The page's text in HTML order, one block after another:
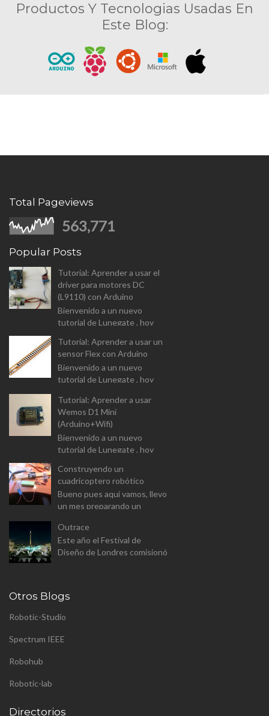
Productos Y Tecnologias Usadas En
Este Blog:
Total Pageviews
563,771
Popular Posts
Tutorial: Aprender a usar el
driver para motores DC
(L9110) con Arduino
Bienvenido a un nuevo
tutorial de Lunegate , hoy
controlar motores DC (L9110
Dual-Chanel H-Bridge). I...
Tutorial: Aprender a usar un
sensor Flex con Arduino
Bienvenido a un nuevo
tutorial de Lunegate , hoy
componente un tanto
diferente, y que las
aplicaciones estarán...
Tutorial: Aprender a usar
Wemos D1 Mini
(Arduino+Wifi)
Bienvenido a un nuevo
tutorial de Lunegate , hoy
Arduino equipado con un
modulo Wifi. El Wemos D1
Mini v...
Construyendo un
cuadricoptero robótico
Bueno pues aquí vamos, llevo
un mes preparando un
(aunque a este paso sera
proyecto personal). Se trata
de constr...
Outrace
Este año el Festival de
Diseño de Londres comisionó
pública p...
Otros Blogs
Robotic-Studio
Spectrum IEEE
Robohub
Robotic-lab
Directorios